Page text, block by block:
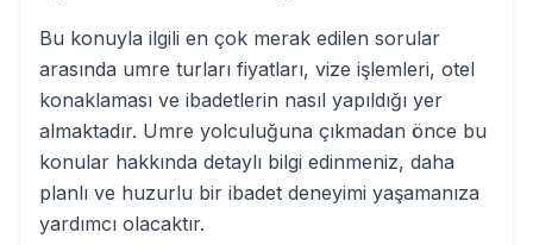
Bu konuyla ilgili en çok merak edilen sorular
arasında umre turları fiyatları, vize işlemleri, otel
konaklaması ve ibadetlerin nasıl yapıldığı yer
almaktadır. Umre yolculuğuna çıkmadan önce bu
konular hakkında detaylı bilgi edinmeniz, daha
planlı ve huzurlu bir ibadet deneyimi yaşamanıza
yardımcı olacaktır.